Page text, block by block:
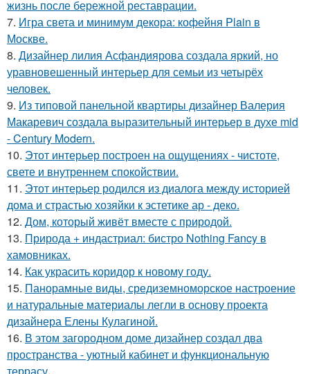
жизнь после бережной реставрации.
7. Игра света и минимум декора: кофейня Plain в
Москве.
8. Дизайнер лилия Асфандиярова создала яркий, но
уравновешенный интерьер для семьи из четырёх
человек.
9. Из типовой панельной квартиры дизайнер Валерия
Макаревич создала выразительный интерьер в духе mid
- Century Modern.
10. Этот интерьер построен на ощущениях - чистоте,
свете и внутреннем спокойствии.
11. Этот интерьер родился из диалога между историей
дома и страстью хозяйки к эстетике ар - деко.
12. Дом, который живёт вместе с природой.
13. Природа + индастриал: бистро Nothing Fancy в
хамовниках.
14. Как украсить коридор к новому году.
15. Панорамные виды, средиземноморское настроение
и натуральные материалы легли в основу проекта
дизайнера Елены Кулагиной.
16. В этом загородном доме дизайнер создал два
пространства - уютный кабинет и функциональную